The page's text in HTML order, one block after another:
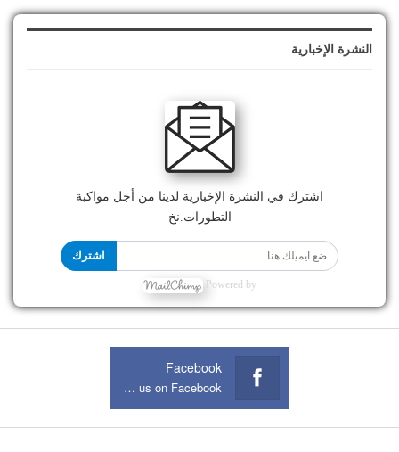
النشرة الإخبارية
اشترك في النشرة الإخبارية لدينا من أجل مواكبة
التطورات.نخ
اشترك
Powered by
Facebook
Join us on Facebook